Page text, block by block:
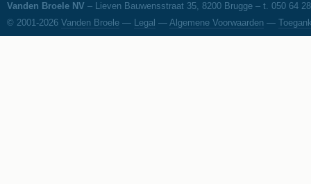
Vanden Broele NV – Lieven Bauwensstraat 35, 8200 Brugge – t. 050 64
© 2001-2026 Vanden Broele — Legal — Algemene Voorwaarden —